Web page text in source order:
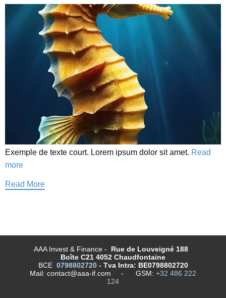
Exemple de texte court. Lorem ipsum dolor sit amet. Read
more
Read More
AAA Invest & Finance - Rue de Louveigné 188
Boîte C21 4052 Chaudfontaine
BCE 0798802720- Tva Intra: BE0798802720
Mail: contact@aaa-if.com - GSM: +32 486 222
124